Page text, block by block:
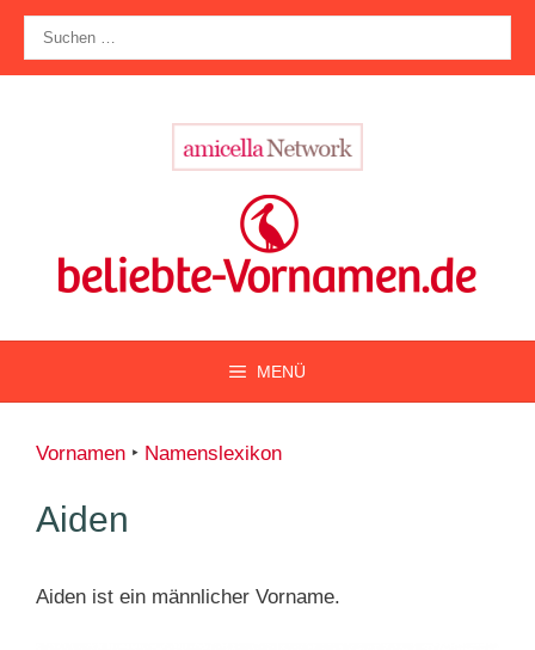
Zum
Inhalt
springen
nach:
MENÜ
Vornamen ‣ Namenslexikon
Aiden
Aiden ist ein männlicher Vorname.